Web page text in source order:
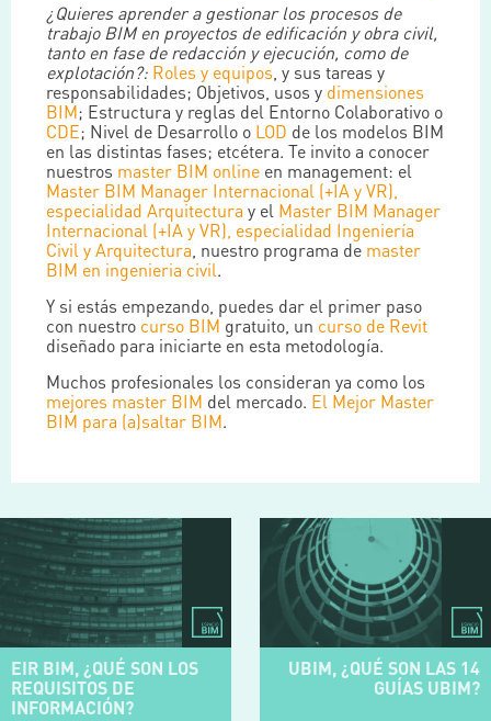
¿Quieres aprender a gestionar los procesos de
trabajo BIM en proyectos de edificación y obra civil,
tanto en fase de redacción y ejecución, como de
explotación?: Roles y equipos, y sus tareas y
responsabilidades; Objetivos, usos y dimensiones
BIM; Estructura y reglas del Entorno Colaborativo o
CDE; Nivel de Desarrollo o LOD de los modelos BIM
en las distintas fases; etcétera. Te invito a conocer
nuestros master BIM online en management: el
Master BIM Manager Internacional (+IA y VR),
especialidad Arquitectura y el Master BIM Manager
Internacional (+IA y VR), especialidad Ingeniería
Civil y Arquitectura, nuestro programa de master
BIM en ingenieria civil.
Y si estás empezando, puedes dar el primer paso
con nuestro curso BIM gratuito, un curso de Revit
diseñado para iniciarte en esta metodología.
Muchos profesionales los consideran ya como los
mejores master BIM del mercado. El Mejor Master
BIM para (a)saltar BIM.
EIR BIM, ¿QUÉ SON LOS
REQUISITOS DE
INFORMACIÓN?
UBIM, ¿QUÉ SON LAS 14
GUÍAS UBIM?